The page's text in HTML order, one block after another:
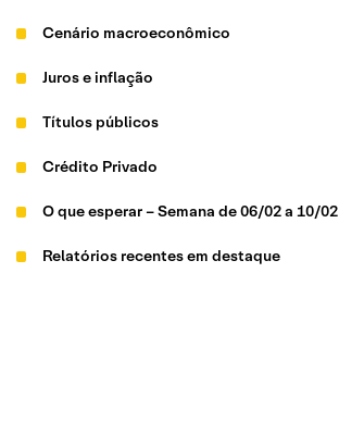
Cenário macroeconômico
Juros e inflação
Títulos públicos
Crédito Privado
O que esperar – Semana de 06/02 a 10/02
Relatórios recentes em destaque